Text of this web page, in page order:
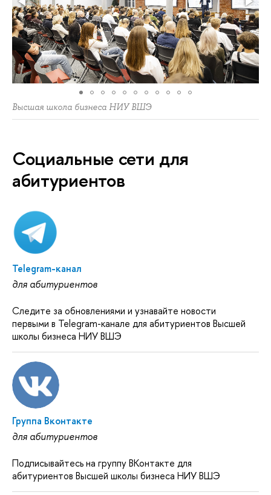
Высшая школа бизнеса НИУ ВШЭ
Социальные сети для
абитуриентов
Telegram-канал
для абитуриентов
Следите за обновлениями и узнавайте новости
первыми в Telegram-канале для абитуриентов Высшей
школы бизнеса НИУ ВШЭ
Группа Вконтакте
для абитуриентов
Подписывайтесь на группу ВКонтакте для
абитуриентов Высшей школы бизнеса НИУ ВШЭ